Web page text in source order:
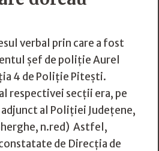
verbal prin care a fost
șef de poliție Aurel
4 de Poliție Pitești.
respectivei secții era, pe
al Poliției Județene,
n.red) Astfel,
de Direcția de